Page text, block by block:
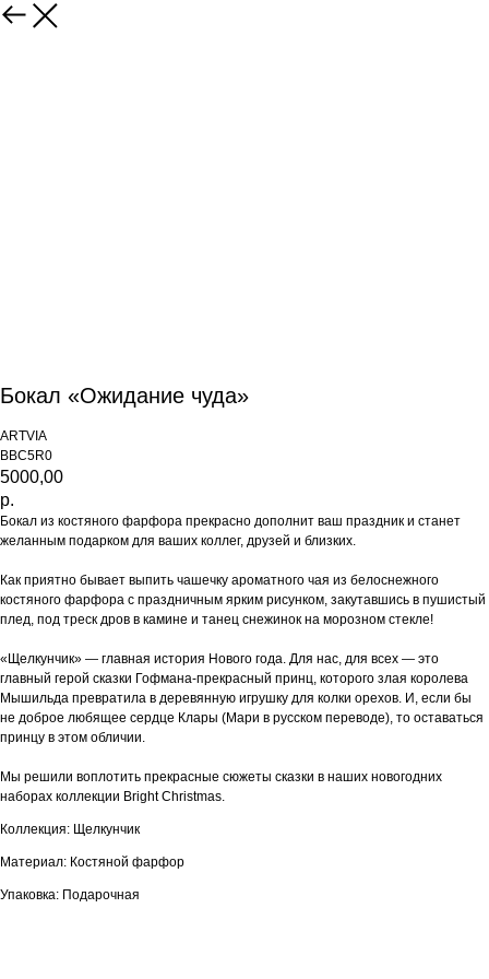
Бокал «Ожидание чуда»
ARTVIA
BBC5R0
5000,00
р.
Бокал из костяного фарфора прекрасно дополнит ваш праздник и станет
желанным подарком для ваших коллег, друзей и близких.
Как приятно бывает выпить чашечку ароматного чая из белоснежного
костяного фарфора с праздничным ярким рисунком, закутавшись в пушистый
плед, под треск дров в камине и танец снежинок на морозном стекле!
«Щелкунчик» — главная история Нового года. Для нас, для всех — это
главный герой сказки Гофмана-прекрасный принц, которого злая королева
Мышильда превратила в деревянную игрушку для колки орехов. И, если бы
не доброе любящее сердце Клары (Мари в русском переводе), то оставаться
принцу в этом обличии.
Мы решили воплотить прекрасные сюжеты сказки в наших новогодних
наборах коллекции Bright Christmas.
Коллекция: Щелкунчик
Материал: Костяной фарфор
Упаковка: Подарочная